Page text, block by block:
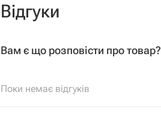
Відгуки
Вам є що розповісти про товар?
Поки немає відгуків